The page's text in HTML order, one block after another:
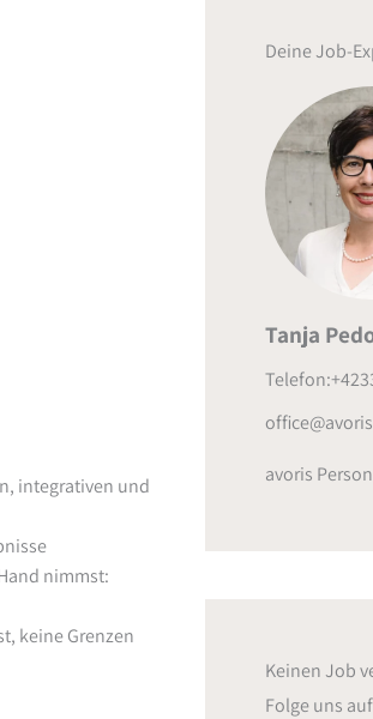
integrativen und
nimmst:
keine Grenzen
Deine Job-
Tanja
avoris
Keinen Job
Folge uns